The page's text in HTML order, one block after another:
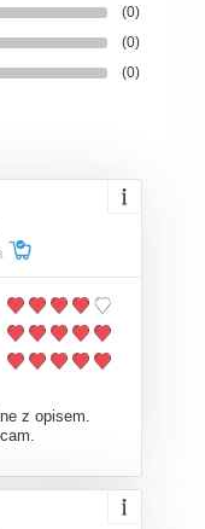
(0)
(0)
(0)
z opisem.